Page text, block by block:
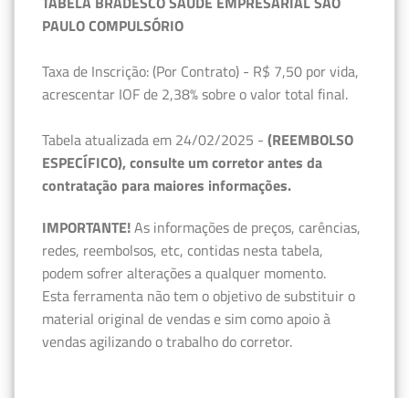
PAULO COMPULSÓRIO
Taxa de Inscrição: (Por Contrato) - R$ 7,50 por vida,
acrescentar IOF de 2,38% sobre o valor total final.
Tabela atualizada em 24/02/2025 - (REEMBOLSO
ESPECÍFICO), consulte um corretor antes da
contratação para maiores informações.
IMPORTANTE!As informações de preços, carências,
redes, reembolsos, etc, contidas nesta tabela,
podem sofrer alterações a qualquer momento.
Esta ferramenta não tem o objetivo de substituir o
material original de vendas e sim como apoio à
vendas agilizando o trabalho do corretor.